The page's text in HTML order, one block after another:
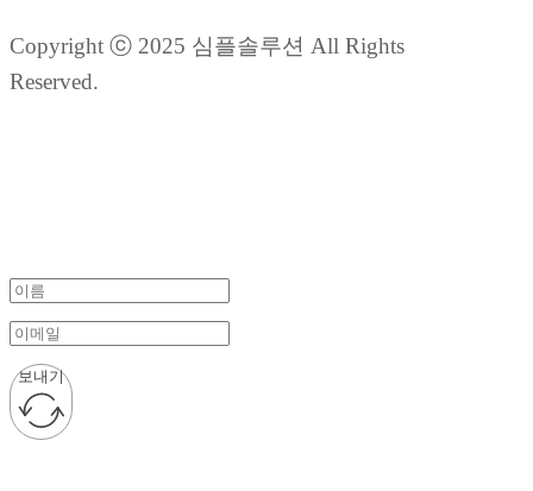
Copyright ⓒ 2025 심플솔루션 All Rights
Reserved.
보내기